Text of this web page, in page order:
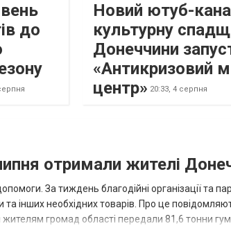
до
Новий ютуб-
культурну
Донеччини
«Антикризовий
центр» 20:33, 4 серпня
отримали жителі
За тиждень благодійні організації та
та інших необхідних товарів. Про це
громад області передали 81,6 тонни